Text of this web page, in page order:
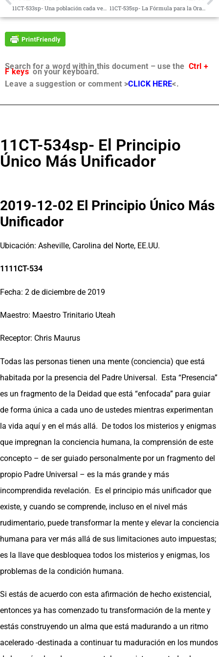
11CT-533sp- Una población cada vez más consciente 11CT-535sp- La Fórmula para la Oración Eficaz; Partes 1-2
Search for a word within this document – use the Ctrl +
F keyson your keyboard.
Leave a suggestion or comment >CLICK HERE<.
11CT-534sp- El Principio
Único Más Unificador
2019-12-02 El Principio Único Más
Unificador
Ubicación: Asheville, Carolina del Norte, EE.UU.
1111CT-534
Fecha: 2 de diciembre de 2019
Maestro: Maestro Trinitario Uteah
Receptor: Chris Maurus
Todas las personas tienen una mente (conciencia) que está
habitada por la presencia del Padre Universal. Esta “Presencia”
es un fragmento de la Deidad que está “enfocada” para guiar
de forma única a cada uno de ustedes mientras experimentan
la vida aquí y en el más allá. De todos los misterios y enigmas
que impregnan la conciencia humana, la comprensión de este
concepto – de ser guiado personalmente por un fragmento del
propio Padre Universal – es la más grande y más
incomprendida revelación. Es el principio más unificador que
existe, y cuando se comprende, incluso en el nivel más
rudimentario, puede transformar la mente y elevar la conciencia
humana para ver más allá de sus limitaciones auto impuestas;
es la llave que desbloquea todos los misterios y enigmas, los
problemas de la condición humana.
Si estás de acuerdo con esta afirmación de hecho existencial,
entonces ya has comenzado tu transformación de la mente y
estás construyendo un alma que está madurando a un ritmo
acelerado -destinada a continuar tu maduración en los mundos